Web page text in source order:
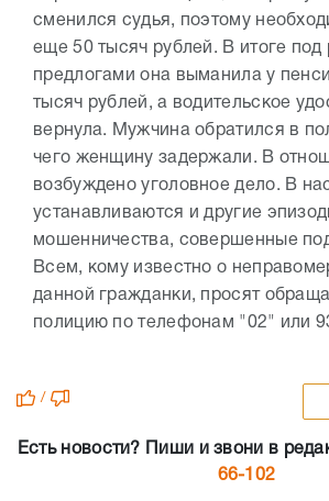
сменился судья, поэтому
еще 50 тысяч рублей. В итоге под
предлогами она выманила у
тысяч рублей, а водительское
вернула. Мужчина обратился в
чего женщину задержали. В
возбуждено уголовное дело. В
устанавливаются и другие
мошенничества, совершенные
Всем, кому известно о
данной гражданки, просят
полицию по телефонам "02" или
/
Есть новости? Пиши и звони в
66-102